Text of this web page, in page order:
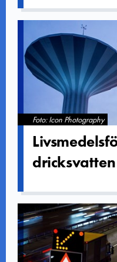
Foto: Icon Photography
dricksvatt­en